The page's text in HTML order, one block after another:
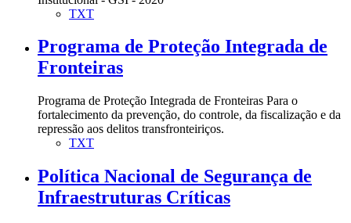
TXT
Programa de Proteção Integrada de
Fronteiras
Programa de Proteção Integrada de Fronteiras Para o
fortalecimento da prevenção, do controle, da fiscalização e da
repressão aos delitos transfronteiriços.
TXT
Política Nacional de Segurança de
Infraestruturas Críticas